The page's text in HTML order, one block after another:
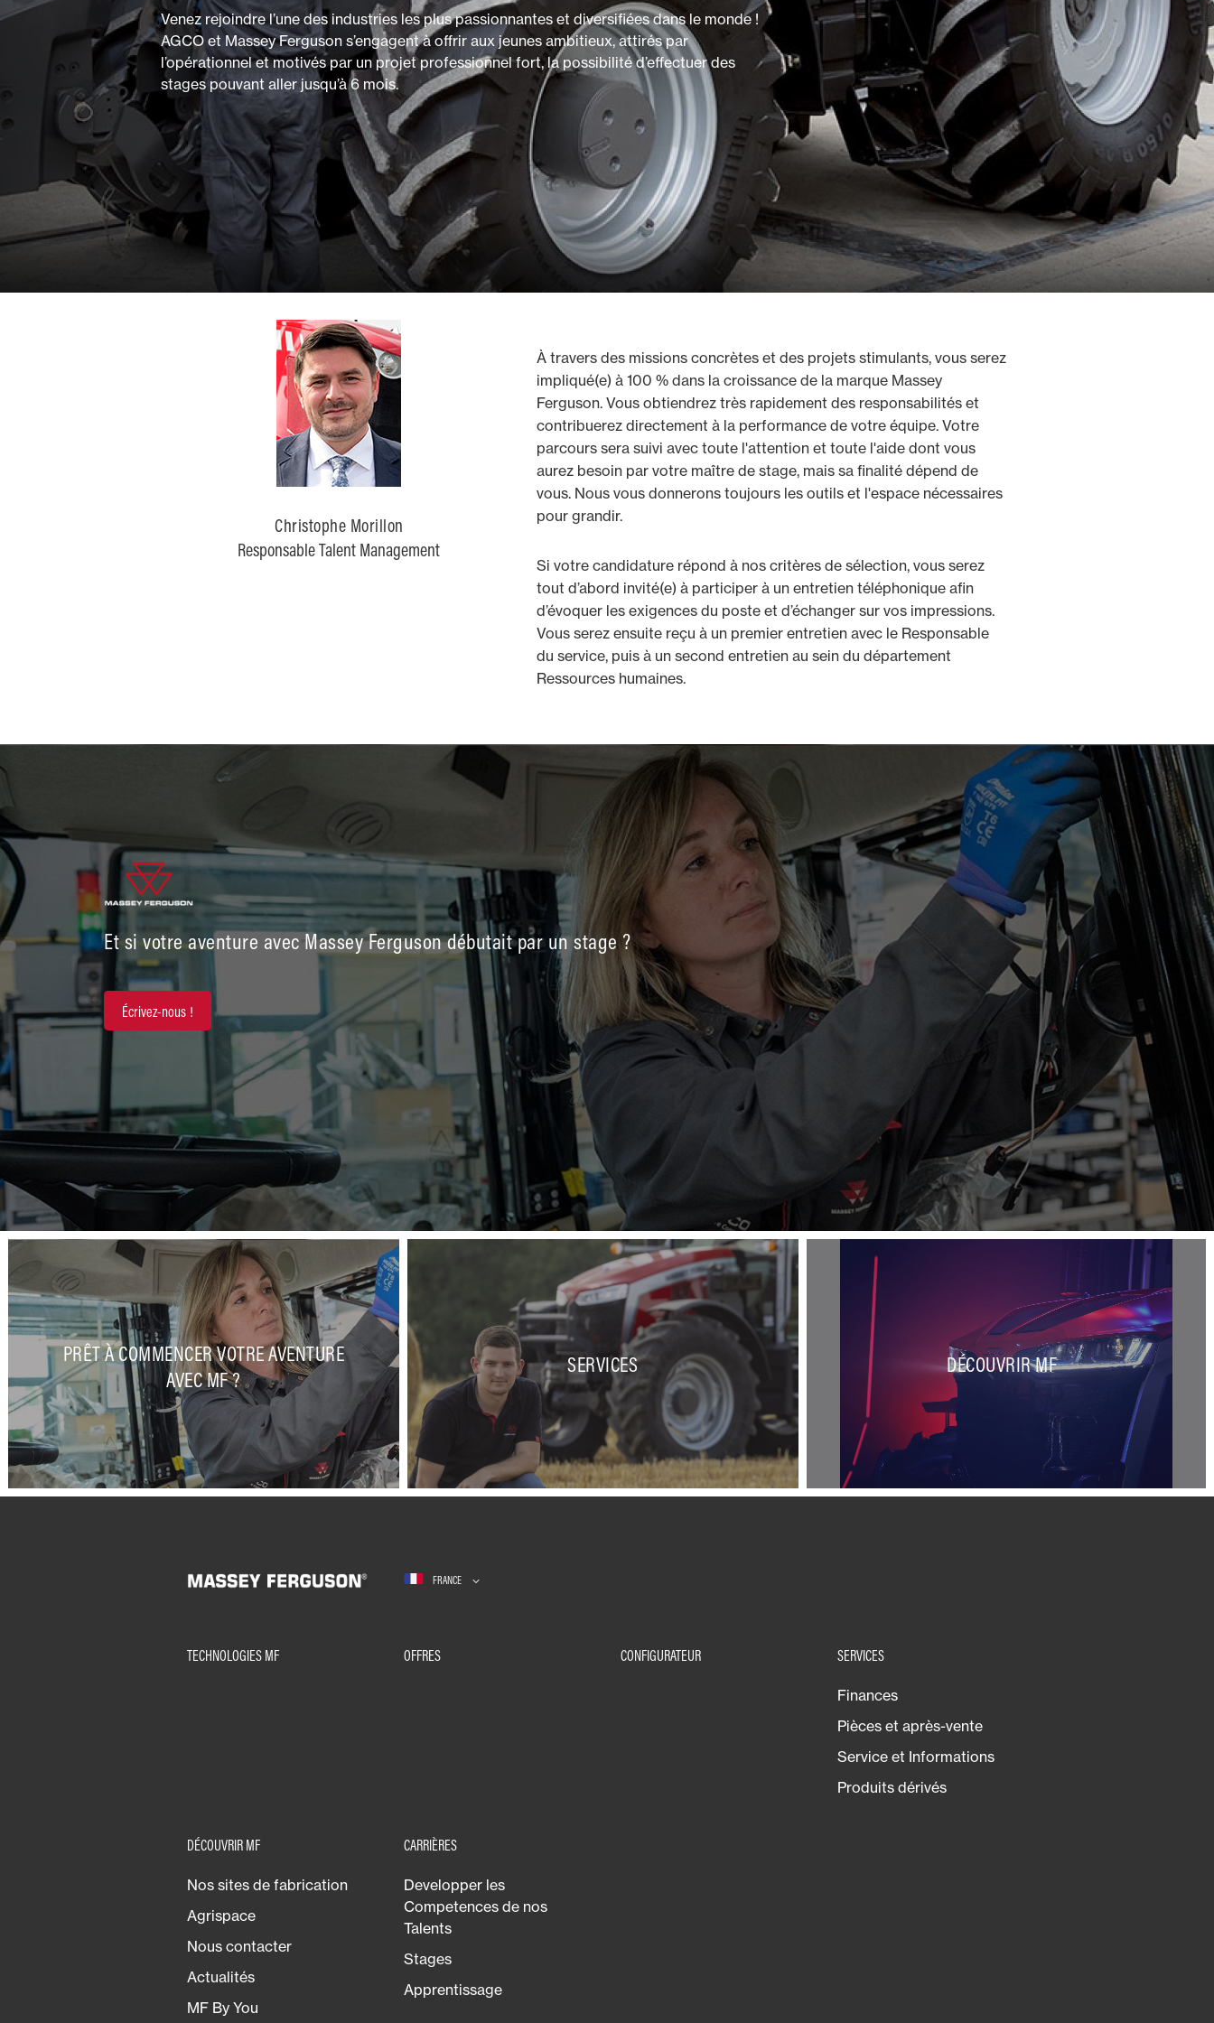
Espaces
verts
Mixtes
Venez rejoindre l’une des industries les plus passionnantes et diversifiées dans le monde !
AGCO et Massey Ferguson s’engagent à offrir aux jeunes ambitieux, attirés par
l’opérationnel et motivés par un projet professionnel fort, la possibilité d’effectuer des
stages pouvant aller jusqu’à 6 mois.
Christophe Morillon
Responsable Talent Management
À travers des missions concrètes et des projets stimulants, vous serez
impliqué(e) à 100 % dans la croissance de la marque Massey
Ferguson. Vous obtiendrez très rapidement des responsabilités et
contribuerez directement à la performance de votre équipe. Votre
parcours sera suivi avec toute l'attention et toute l'aide dont vous
aurez besoin par votre maître de stage, mais sa finalité dépend de
vous. Nous vous donnerons toujours les outils et l'espace nécessaires
pour grandir.
Si votre candidature répond à nos critères de sélection, vous serez
tout d’abord invité(e) à participer à un entretien téléphonique afin
d’évoquer les exigences du poste et d’échanger sur vos impressions.
Vous serez ensuite reçu à un premier entretien avec le Responsable
du service, puis à un second entretien au sein du département
Ressources humaines.
Et si votre aventure avec Massey Ferguson débutait par un stage ?
Écrivez-nous !
PRÊT À COMMENCER VOTRE AVENTURE
AVEC MF ?
SERVICES DÉCOUVRIR MF
FRANCE
TECHNOLOGIES MF OFFRES CONFIGURATEUR SERVICES
Finances
Pièces et après-vente
Service et Informations
Produits dérivés
DÉCOUVRIR MF
Nos sites de fabrication
Agrispace
Nous contacter
Actualités
MF By You
CARRIÈRES
Developper les
Competences de nos
Talents
Stages
Apprentissage